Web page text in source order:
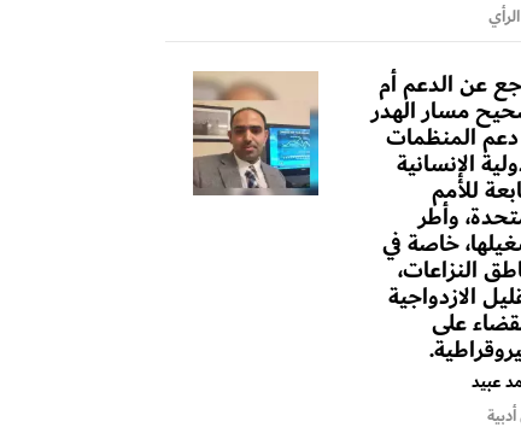
عن الدعم أم
مسار الهدر
المنظمات
الإنسانية
للأمم
وأطر
خاصة في
النزاعات،
الازدواجية
على
عبيد